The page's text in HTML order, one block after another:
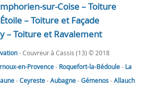
sur-Coise – Toiture
– Toiture et Façade
– Toiture et Ravalement
- Couvreur à Cassis (13) © 2018
en-Provence- Roquefort-la-Bédoule- La
-Ceyreste-Aubagne-Gémenos-Allauch